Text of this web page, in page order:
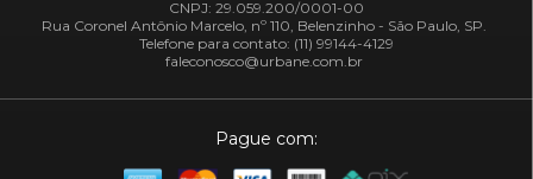
CNPJ: 29.059.200/0001-00
Rua Coronel Antônio Marcelo, nº 110, Belenzinho - São Paulo, SP.
Telefone para contato: (11) 99144-4129
faleconosco@urbane.com.br
Pague com: